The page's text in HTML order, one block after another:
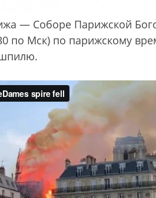
— Соборе Парижской
по Мск) по парижскому